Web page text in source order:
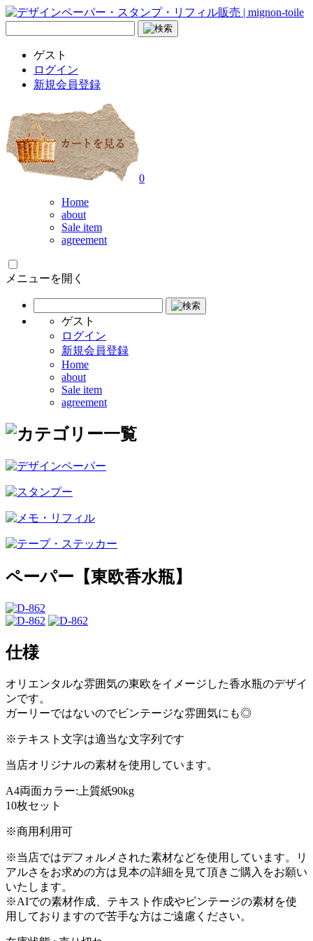
ゲスト
ログイン
新規会員登録
0
Home
about
Sale item
agreement
メニューを開く
ゲスト
ログイン
新規会員登録
Home
about
Sale item
agreement
ペーパー【東欧香水瓶】
仕様
オリエンタルな雰囲気の東欧をイメージした香水瓶のデザイ
ンです。
ガーリーではないのでビンテージな雰囲気にも◎
※テキスト文字は適当な文字列です
当店オリジナルの素材を使用しています。
A4両面カラー:上質紙90kg
10枚セット
※商用利用可
※当店ではデフォルメされた素材などを使用しています。リ
アルさをお求めの方は見本の詳細を見て頂きご購入をお願い
いたします。
※AIでの素材作成、テキスト作成やビンテージの素材を使
用しておりますので苦手な方はご遠慮ください。